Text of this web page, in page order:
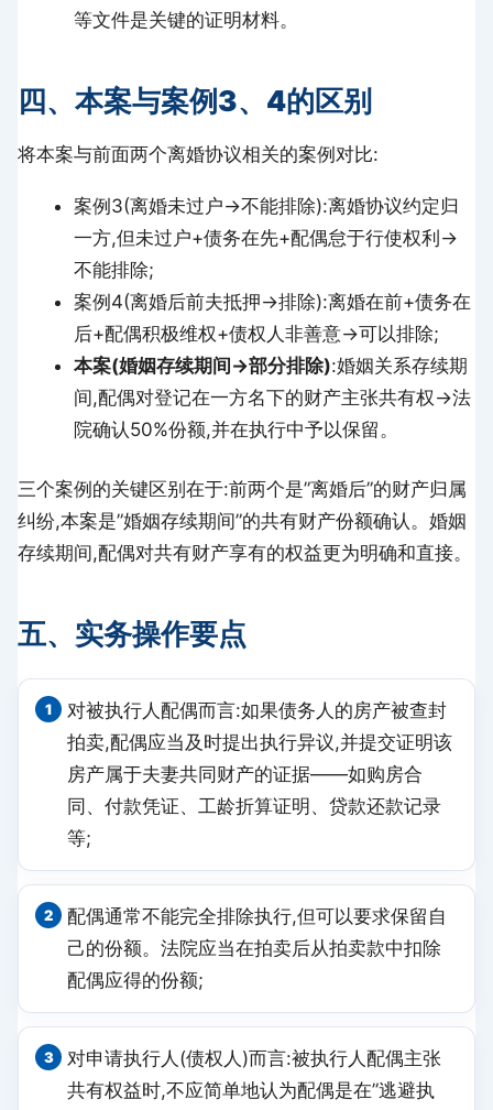
等文件是关键的证明材料。
四、本案与案例3、4的区别
将本案与前面两个离婚协议相关的案例对比:
案例3(离婚未过户→不能排除):离婚协议约定归
一方,但未过户+债务在先+配偶怠于行使权利→
不能排除;
案例4(离婚后前夫抵押→排除):离婚在前+债务在
后+配偶积极维权+债权人非善意→可以排除;
本案(婚姻存续期间→部分排除):婚姻关系存续期
间,配偶对登记在一方名下的财产主张共有权→法
院确认50%份额,并在执行中予以保留。
三个案例的关键区别在于:前两个是”离婚后”的财产归属
纠纷,本案是”婚姻存续期间”的共有财产份额确认。婚姻
存续期间,配偶对共有财产享有的权益更为明确和直接。
五、实务操作要点
对被执行人配偶而言:如果债务人的房产被查封
拍卖,配偶应当及时提出执行异议,并提交证明该
房产属于夫妻共同财产的证据——如购房合
同、付款凭证、工龄折算证明、贷款还款记录
等;
配偶通常不能完全排除执行,但可以要求保留自
己的份额。法院应当在拍卖后从拍卖款中扣除
配偶应得的份额;
对申请执行人(债权人)而言:被执行人配偶主张
共有权益时,不应简单地认为配偶是在”逃避执